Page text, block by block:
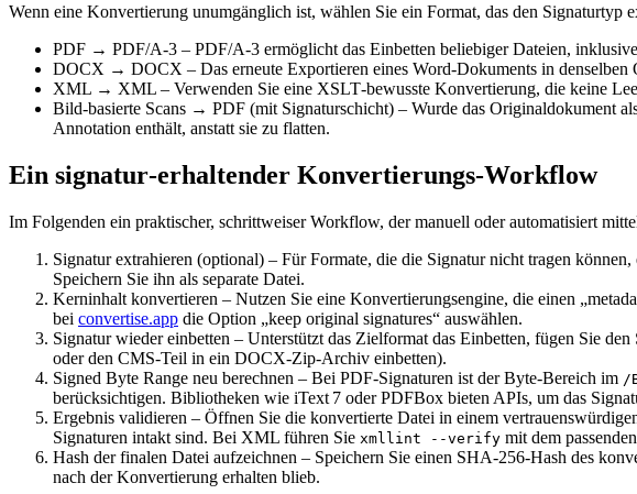
Wenn eine Konvertierung unumgänglich ist, wählen Sie ein Format, das den Signaturtyp
PDF → PDF/A‑3 – PDF/A‑3 ermöglicht das Einbetten beliebiger Dateien,
DOCX → DOCX – Das erneute Exportieren eines Word‑Dokuments in
XML → XML – Verwenden Sie eine XSLT‑bewusste Konvertierung, die keine
Bild‑basierte Scans → PDF (mit Signaturschicht) – Wurde das Originaldokument
Annotation enthält, anstatt sie zu flatten.
Ein signatur‑erhaltender Konvertierungs‑Workflow
Im Folgenden ein praktischer, schrittweiser Workflow, der manuell oder automatisiert
Signatur extrahieren (optional) – Für Formate, die die Signatur nicht tragen
Speichern Sie ihn als separate Datei.
Kerninhalt konvertieren – Nutzen Sie eine Konvertierungsengine, die einen
bei convertise.app die Option „keep original signatures“ auswählen.
Signatur wieder einbetten – Unterstützt das Zielformat das Einbetten, fügen Sie
oder den CMS‑Teil in ein DOCX‑Zip‑Archiv einbetten).
Signed Byte Range neu berechnen – Bei PDF‑Signaturen ist der Byte‑Bereich im /
berücksichtigen. Bibliotheken wie iText 7 oder PDFBox bieten APIs, um das
Ergebnis validieren – Öffnen Sie die konvertierte Datei in einem
Signaturen intakt sind. Bei XML führen Sie xmllint --verify mit dem
Hash der finalen Datei aufzeichnen – Speichern Sie einen SHA‑256‑Hash des
nach der Konvertierung erhalten blieb.